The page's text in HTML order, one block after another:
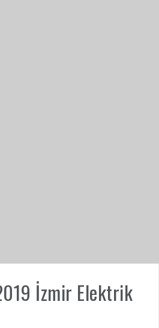
İzmir Elektrik